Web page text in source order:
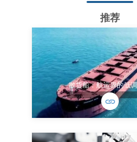
推荐
散货船：航运界的低